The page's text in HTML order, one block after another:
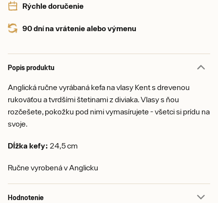
Rýchle doručenie
90 dní na vrátenie alebo výmenu
Popis produktu
Anglická ručne vyrábaná kefa na vlasy Kent s drevenou
rukoväťou a tvrdšími štetinami z diviaka. Vlasy s ňou
rozčešete, pokožku pod nimi vymasírujete - všetci si prídu na
svoje.
Dĺžka kefy: 24,5 cm
Ručne vyrobená v Anglicku
Hodnotenie